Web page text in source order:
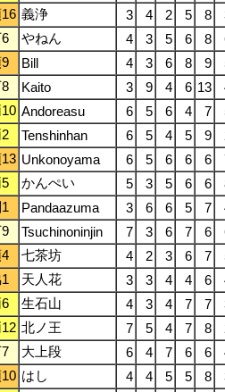
義浄 3 4 2 5 8
やねん 4 3 5 6 8
Bill 4 3 6 8 9
Kaito 3 9 4 6 13
Andoreasu 6 5 6 4 7
Tenshinhan 6 5 4 5 9
Unkonoyama 6 5 6 6 6
かんぺい 5 3 5 6 6
Pandaazuma 3 6 6 5 7
Tsuchinoninjin 7 3 6 7 6
七茶坊 4 2 3 6 7
天人花 3 3 4 4 6
生石山 4 3 4 7 7
北ノ王 7 5 4 7 8
大上段 6 4 7 6 6
はし 4 4 5 5 8